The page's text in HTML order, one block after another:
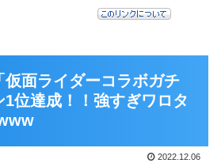
仮面ライダーコラボガチ
1位達成！！強すぎワロタ
2022.12.06